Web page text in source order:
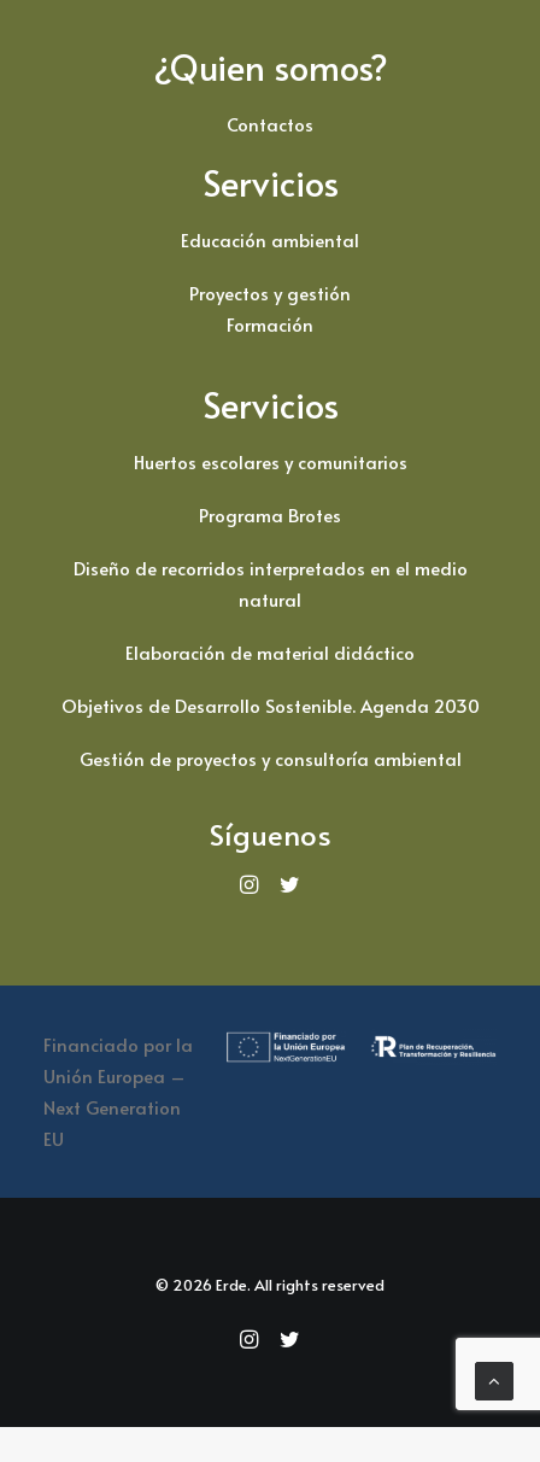
¿Quien somos?
Contactos
Servicios
Educación ambiental
Proyectos y gestión
Formación
Servicios
Huertos escolares y comunitarios
Programa Brotes
Diseño de recorridos interpretados en el medio
natural
Elaboración de material didáctico
Objetivos de Desarrollo Sostenible. Agenda 2030
Gestión de proyectos y consultoría ambiental
Síguenos
Financiado por la
Unión Europea –
Next Generation
EU
© 2026 Erde. All rights reserved